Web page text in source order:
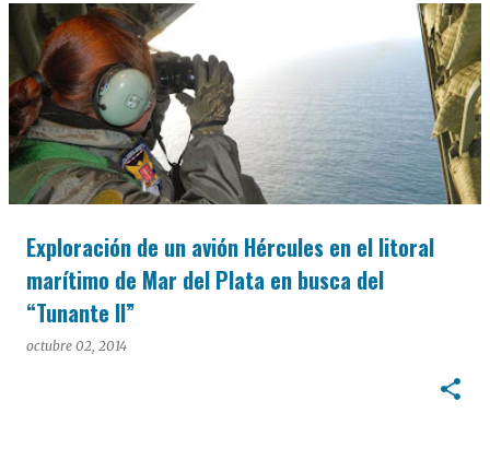
Exploración de un avión Hércules en el litoral
marítimo de Mar del Plata en busca del
“Tunante II”
octubre 02, 2014